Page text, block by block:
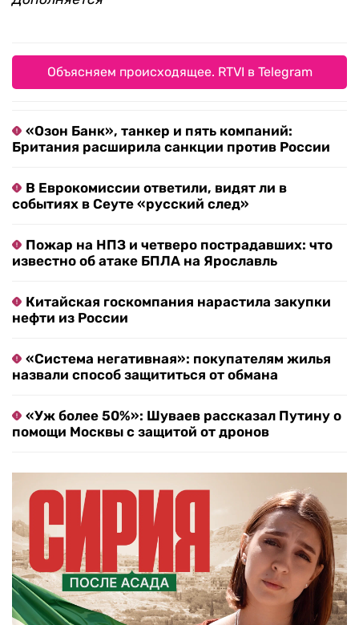
Объясняем происходящее. RTVI в Telegram
«Озон Банк», танкер и пять компаний:
Британия расширила санкции против России
В Еврокомиссии ответили, видят ли в
событиях в Сеуте «русский след»
Пожар на НПЗ и четверо пострадавших: что
известно об атаке БПЛА на Ярославль
Китайская госкомпания нарастила закупки
нефти из России
«Система негативная»: покупателям жилья
назвали способ защититься от обмана
«Уж более 50%»: Шуваев рассказал Путину о
помощи Москвы с защитой от дронов